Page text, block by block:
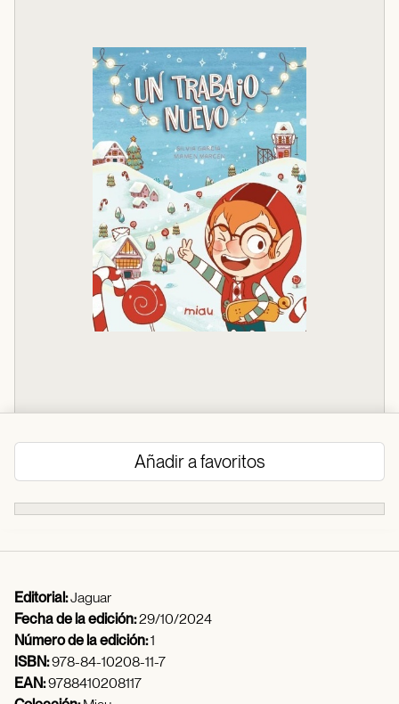
Añadir a favoritos
Editorial:Jaguar
Fecha de la edición:29/10/2024
Número de la edición:1
ISBN:978-84-10208-11-7
EAN:9788410208117